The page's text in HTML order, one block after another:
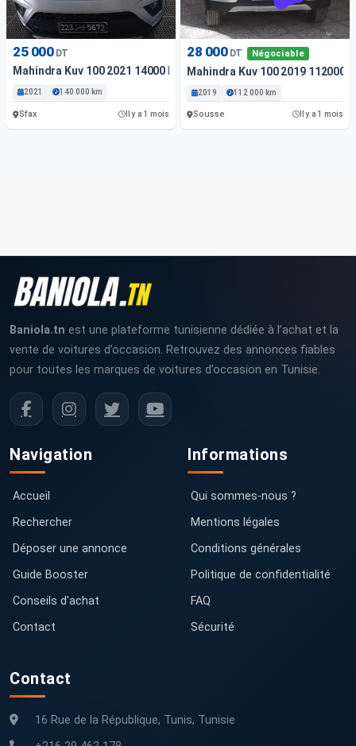
25 000 DT
Mahindra Kuv 100 2021 14000 Km
2021 140 000 km
Sfax Il y a 1 mois
28 000 DT Négociable
Mahindra Kuv 100 2019 112000
2019 112 000 km
Sousse Il y a 1 mois
Baniola.tn est une plateforme tunisienne dédiée à l’achat et la
vente de voitures d’occasion. Retrouvez des annonces fiables
pour toutes les marques de voitures d’occasion en Tunisie.
Navigation
Accueil
Rechercher
Déposer une annonce
Guide Booster
Conseils d'achat
Contact
Informations
Qui sommes-nous ?
Mentions légales
Conditions générales
Politique de confidentialité
FAQ
Sécurité
Contact
16 Rue de la République, Tunis, Tunisie